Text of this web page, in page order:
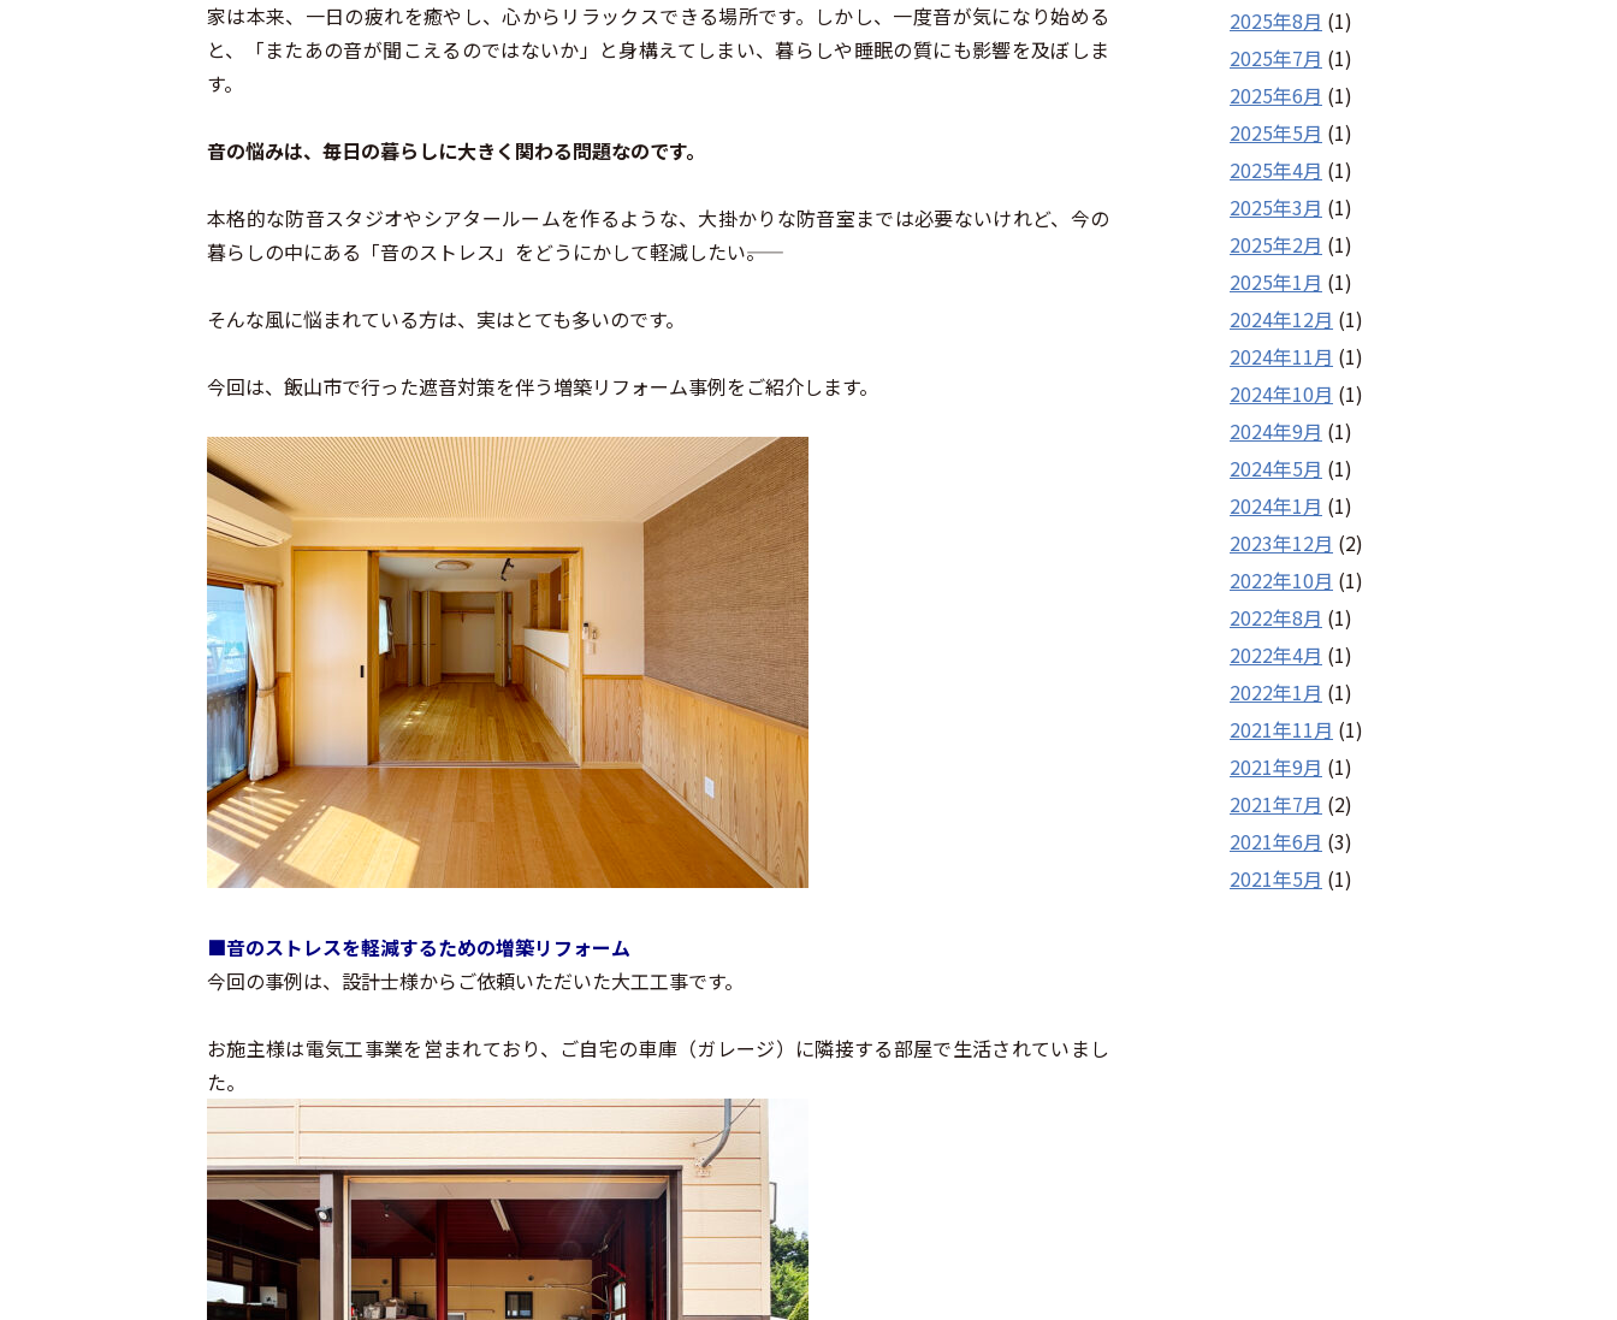
家は本来、一日の疲れを癒やし、心からリラックスできる場所です。しかし、一度音が気になり始める
と、「またあの音が聞こえるのではないか」と身構えてしまい、暮らしや睡眠の質にも影響を及ぼしま
す。
音の悩みは、毎日の暮らしに大きく関わる問題なのです。
本格的な防音スタジオやシアタールームを作るような、大掛かりな防音室までは必要ないけれど、今の
暮らしの中にある「音のストレス」をどうにかして軽減したい――。
そんな風に悩まれている方は、実はとても多いのです。
今回は、飯山市で行った遮音対策を伴う増築リフォーム事例をご紹介します。
■音のストレスを軽減するための増築リフォーム
今回の事例は、設計士様からご依頼いただいた大工工事です。
お施主様は電気工事業を営まれており、ご自宅の車庫（ガレージ）に隣接する部屋で生活されていまし
た。
2025年8月 (1)
2025年7月 (1)
2025年6月 (1)
2025年5月 (1)
2025年4月 (1)
2025年3月 (1)
2025年2月 (1)
2025年1月 (1)
2024年12月 (1)
2024年11月 (1)
2024年10月 (1)
2024年9月 (1)
2024年5月 (1)
2024年1月 (1)
2023年12月 (2)
2022年10月 (1)
2022年8月 (1)
2022年4月 (1)
2022年1月 (1)
2021年11月 (1)
2021年9月 (1)
2021年7月 (2)
2021年6月 (3)
2021年5月 (1)